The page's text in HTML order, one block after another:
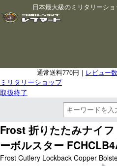
日本最大級のミリタリーシ
通常送料770円｜ レビュー
ミリタリーショップ
取扱終了
Frost 折りたたみナイ
ーボルスター
Frost Cutlery Lockback Copper